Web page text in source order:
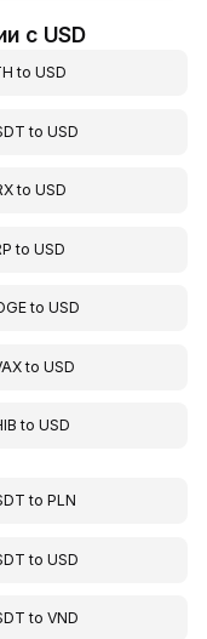
с USD
toUSD
toUSD
toUSD
toUSD
toUSD
toUSD
toUSD
toPLN
toUSD
toVND